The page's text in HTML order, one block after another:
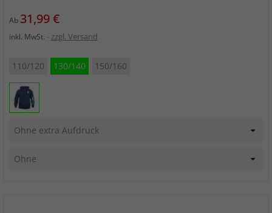
Ab Preis
31,99 €
inkl. MwSt. zzgl. Versand
110/120 130/140 150/160